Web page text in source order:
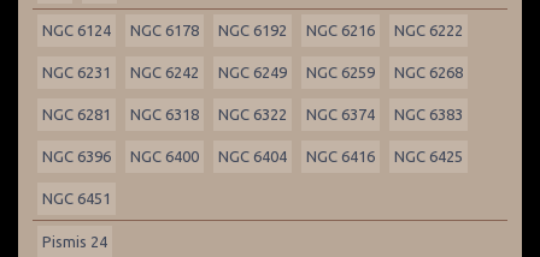
NGC 6124 NGC 6178 NGC 6192 NGC 6216 NGC 6222
NGC 6231 NGC 6242 NGC 6249 NGC 6259 NGC 6268
NGC 6281 NGC 6318 NGC 6322 NGC 6374 NGC 6383
NGC 6396 NGC 6400 NGC 6404 NGC 6416 NGC 6425
NGC 6451
Pismis 24